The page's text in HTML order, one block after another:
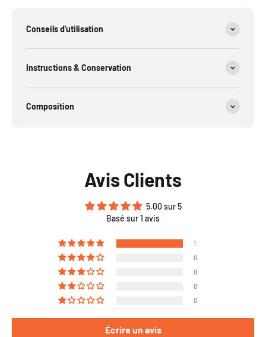
Conseils d'utilisation
Instructions & Conservation
Composition
Avis Clients
5.00 sur 5
Basé sur 1 avis
1
0
0
0
0
Écrire un avis